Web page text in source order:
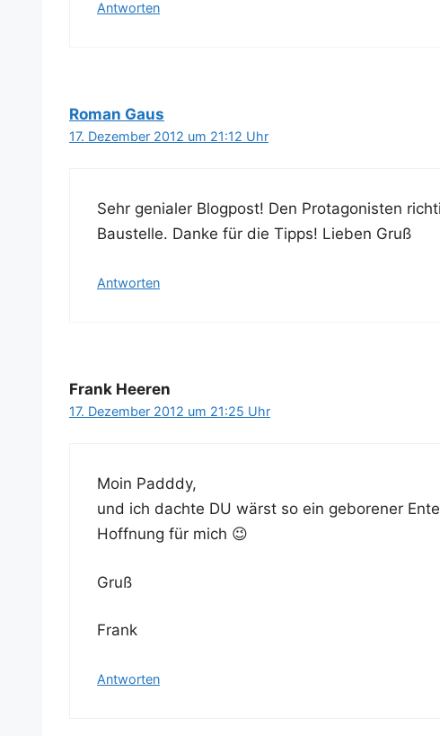
Antworten
Roman Gaus
17. Dezember 2012 um 21:12 Uhr
Sehr genia­ler Blog­post! Den Prot­ago­nis­ten
Bau­stel­le. Dan­ke für die Tipps! Lie­ben Gruß
Antworten
Frank Heeren
17. Dezember 2012 um 21:25 Uhr
Moin Padddy,
und ich dach­te DU wärst so ein gebo­re­ner
Hoff­nung für mich 😉
Gruß
Frank
Antworten